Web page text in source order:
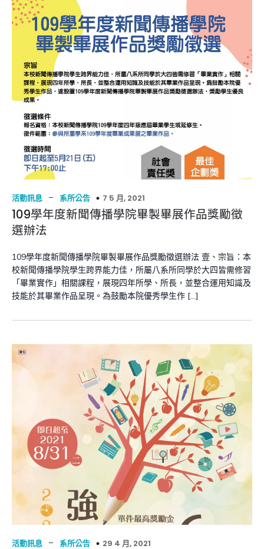
活動訊息 – 系所公告 7 5 月, 2021
109學年度新聞傳播學院畢製畢展作品獎勵徵
選辦法
109學年度新聞傳播學院畢製畢展作品獎勵徵選辦法 壹、宗旨：本
校新聞傳播學院學生跨界能力佳，所屬八系所同學於大四皆需修習
「畢業實作」相關課程，展現四年所學、所長，並整合運用知識及
技能於其畢業作品呈現。為鼓勵本院優秀學生作 […]
活動訊息 – 系所公告 29 4 月, 2021